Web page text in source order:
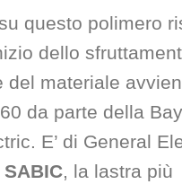
questo polimero
dello
del materiale
da parte della
E’ di General
SABIC, la lastra più